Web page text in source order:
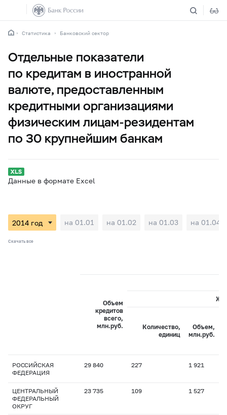
Статистика Банковский сектор
Отдельные показатели
по кредитам в иностранной
валюте, предоставленным
кредитными организациями
физическим лицам-резидентам
по 30 крупнейшим банкам
Данные в формате Excel
на 01.01 на 01.02 на 01.03 на 01.04
Скачать все
Объем
кредитов
всего,
млн.руб.
Количество,
единиц
Объем,
млн.руб.
РОССИЙСКАЯ
ФЕДЕРАЦИЯ
29 840 227 1 921
ЦЕНТРАЛЬНЫЙ
ФЕДЕРАЛЬНЫЙ
ОКРУГ
23 735 109 1 527